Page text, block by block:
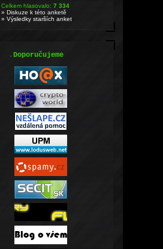
Celkem hlasovalo:7 334
» Diskuze k této anketě
» Výsledky starších anket
.Doporučujeme